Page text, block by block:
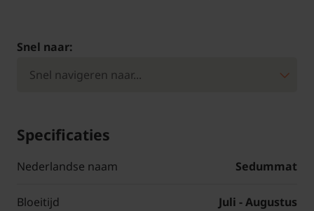
Snel naar:
Specificaties
Nederlandse naam Sedummat
Bloeitijd Juli - Augustus